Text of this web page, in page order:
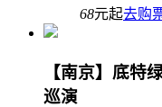
68元起去购
【南京】底特
巡演